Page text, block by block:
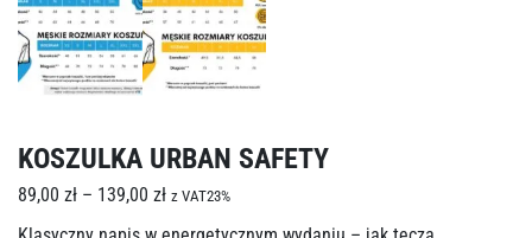
KOSZULKA URBAN SAFETY
89,00 zł – 139,00 zł z VAT23%